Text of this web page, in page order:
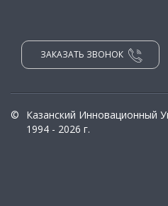
ЗАКАЗАТЬ ЗВОНОК
©
Казанский Инновационный
1994 - 2026 г.